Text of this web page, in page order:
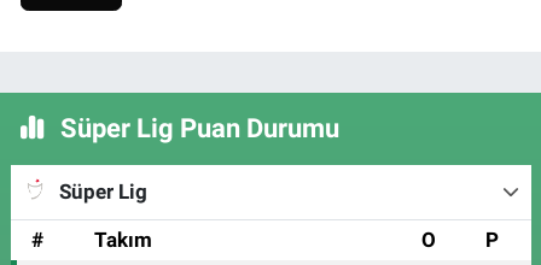
Süper Lig Puan Durumu
Süper Lig
#
Takım O P